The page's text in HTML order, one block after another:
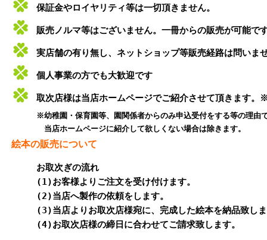
保証金やロイヤリティ等は一切頂きません。
販売ノルマ等はございません。一冊からの販売が可能で
実店舗の有り無し、ネットショップ等販売経路は問いま
個人事業の方でも大歓迎です
取次店様は当店ホームページでご紹介させて頂きます。
※幼稚園・保育園等、園関係者からのみ申込受付をする等の理由
当店ホームページに紹介して欲しくない場合は除きます。
絵本の販売について
お取次ぎの流れ
(1)お客様よりご注文を受け付けます。
(2)当店へ製作の依頼をします。
(3)当店よりお取次店様宛に、完成した絵本を納品致し
(4)お取次店様の締日に合わせてご請求致します。